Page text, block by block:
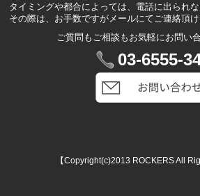
タイミングや都合によっては、電話に出られ
その際は、お手数ですがメールにてご連絡頂け
ご質問もご相談もお気軽にお問い
03-6555-
【Copyright(c)2013 ROCKERS All